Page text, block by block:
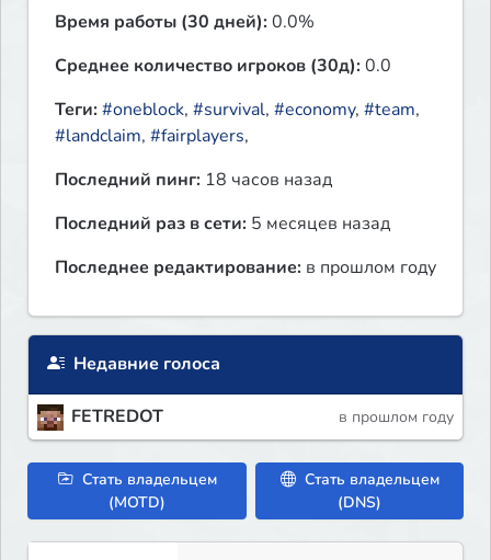
Время работы (30 дней):0.0%
Среднее количество игроков (30д):0.0
Теги:#oneblock, #survival, #economy, #team,
#landclaim, #fairplayers,
Последний пинг: 18 часов назад
Последний раз в сети: 5 месяцев назад
Последнее редактирование: в прошлом году
Недавние голоса
FETREDOT в прошлом году
Стать владельцем
(MOTD)
Стать владельцем
(DNS)